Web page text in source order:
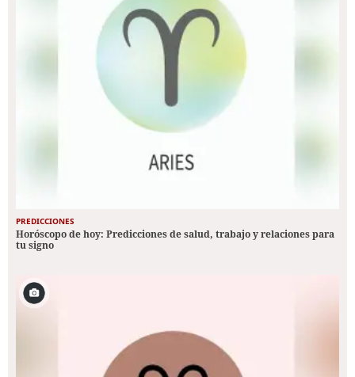
PREDICCIONES
Horóscopo de hoy: Predicciones de salud, trabajo y relaciones para
tu signo